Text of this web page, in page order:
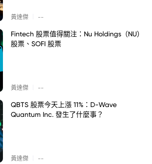
黃達傑 --
Fintech 股票值得關注：Nu Holdings（NU）
股票、SOFI 股票
黃達傑 --
QBTS 股票今天上漲 11%：D-Wave
Quantum Inc. 發生了什麼事？
黃達傑 --